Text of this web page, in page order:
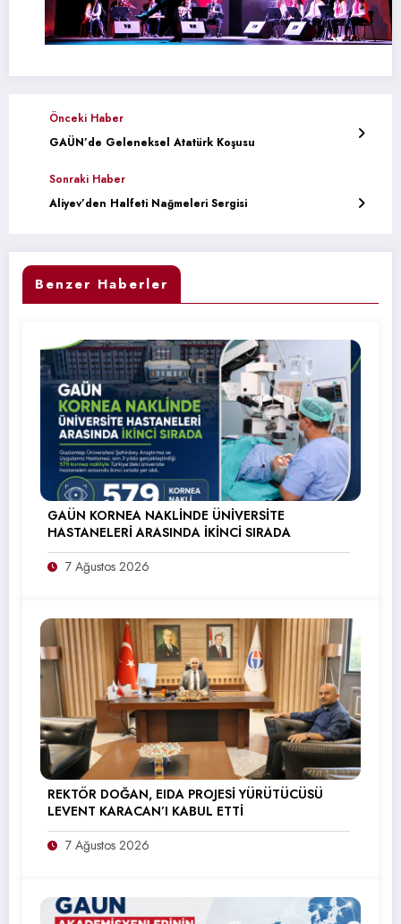
Önceki Haber
GAÜN’de Geleneksel Atatürk Koşusu
Sonraki Haber
Aliyev’den Halfeti Nağmeleri Sergisi
Benzer Haberler
GAÜN KORNEA NAKLİNDE ÜNİVERSİTE
HASTANELERİ ARASINDA İKİNCİ SIRADA
7 Ağustos 2026
REKTÖR DOĞAN, EIDA PROJESİ YÜRÜTÜCÜSÜ
LEVENT KARACAN’I KABUL ETTİ
7 Ağustos 2026